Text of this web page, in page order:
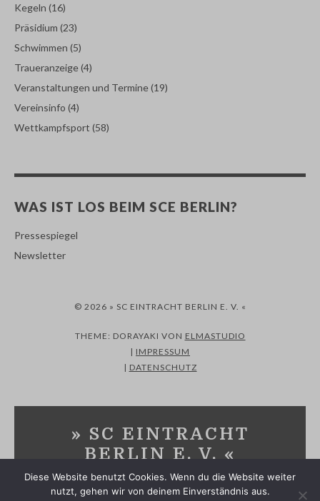
Kegeln (16)
Präsidium (23)
Schwimmen (5)
Traueranzeige(4)
Veranstaltungen und Termine(19)
Vereinsinfo (4)
Wettkampfsport (58)
WAS IST LOS BEIM SCE BERLIN?
Pressespiegel
Newsletter
© 2026 » SC EINTRACHT BERLIN E. V. «
THEME: DORAYAKI VON ELMASTUDIO
| IMPRESSUM
| DATENSCHUTZ
» SC EINTRACHT
BERLIN E. V. «
Diese Website benutzt Cookies. Wenn du die Website weiter
nutzt, gehen wir von deinem Einverständnis aus.